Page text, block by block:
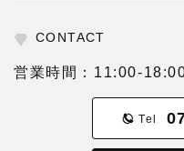
CONTACT
営業時間：11:00-
Tel